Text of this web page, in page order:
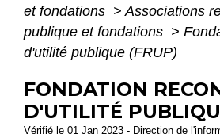
et fondations > Associations
publique et fondations >
d'utilité publique (FRUP)
FONDATION
D'UTILITÉ
Vérifié le 01 Jan 2023 - Direction de